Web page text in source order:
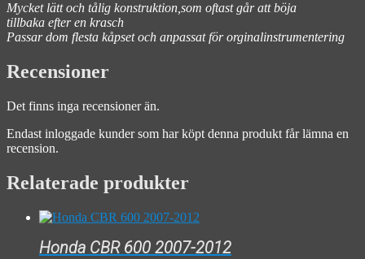
Mycket lätt och tålig konstruktion,som oftast går att böja
tillbaka efter en krasch
Passar dom flesta kåpset och anpassat för orginalinstrumentering
Recensioner
Det finns inga recensioner än.
Endast inloggade kunder som har köpt denna produkt får lämna en
recension.
Relaterade produkter
Honda CBR 600 2007-2012